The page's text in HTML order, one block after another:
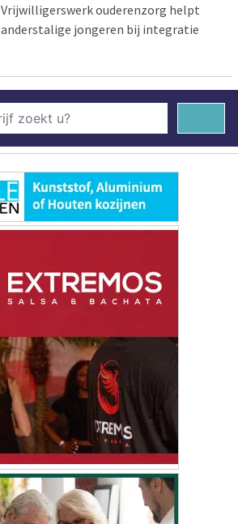
Vrijwilligerswerk ouderenzorg helpt
anderstalige jongeren bij integratie